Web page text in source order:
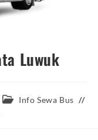
Luwuk
Post Info Sewa Bus